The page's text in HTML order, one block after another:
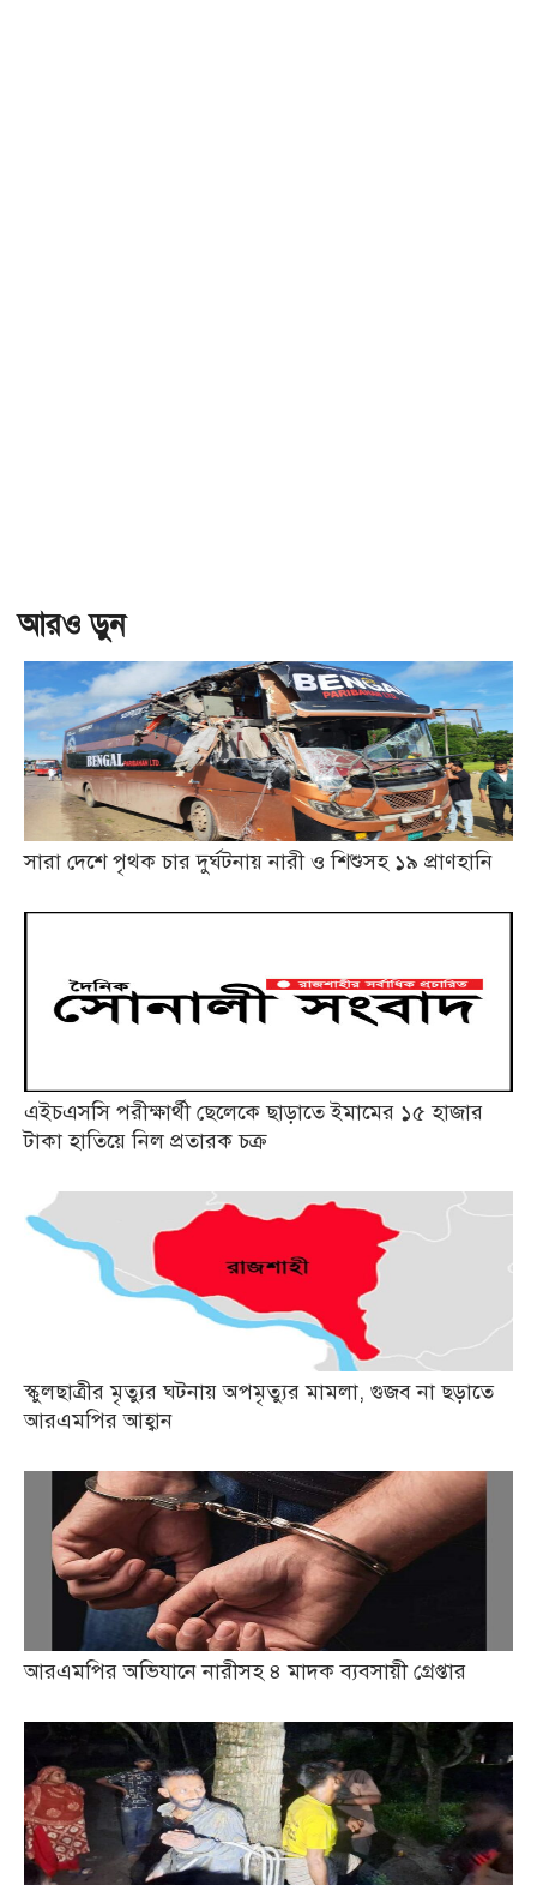
আরও ড়ুন
সারা দেশে পৃথক চার দুর্ঘটনায় নারী ও শিশুসহ ১৯ প্রাণহানি
এইচএসসি পরীক্ষার্থী ছেলেকে ছাড়াতে ইমামের ১৫ হাজার
টাকা হাতিয়ে নিল প্রতারক চক্র
স্কুলছাত্রীর মৃত্যুর ঘটনায় অপমৃত্যুর মামলা, গুজব না ছড়াতে
আরএমপির আহ্বান
আরএমপির অভিযানে নারীসহ ৪ মাদক ব্যবসায়ী গ্রেপ্তার